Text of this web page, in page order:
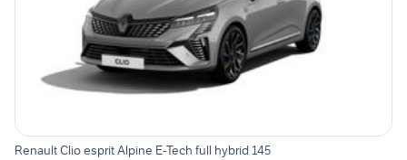
Renault Clio esprit Alpine E-Tech full hybrid 145